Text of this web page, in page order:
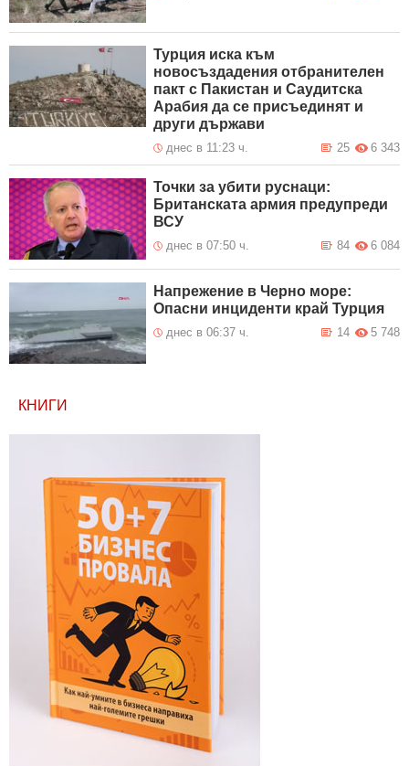
Турция иска към
новосъздадения отбранителен
пакт с Пакистан и Саудитска
Арабия да се присъединят и
други държави
днес в 11:23 ч. 6 343
25
Точки за убити руснаци:
Британската армия предупреди
ВСУ
днес в 07:50 ч. 6 084
84
Напрежение в Черно море:
Опасни инциденти край Турция
днес в 06:37 ч. 5 748
14
КНИГИ